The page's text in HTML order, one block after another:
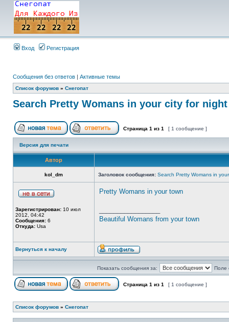
Вход Регистрация
Сообщения без ответов | Активные темы
Список форумов » Снегопат
Search Pretty Womans in your city for night
Страница 1 из 1 [ 1 сообщение ]
Версия для печати
Автор
kol_dm Заголовок сообщения: Search Pretty Womans in
Зарегистрирован: 10 июл
2012, 04:42
Сообщения: 6
Откуда: Usa
Pretty Womans in your town
Beautiful Womans from your town
Вернуться к началу
Показать сообщения за: Поле
Страница 1 из 1 [ 1 сообщение ]
Список форумов » Снегопат